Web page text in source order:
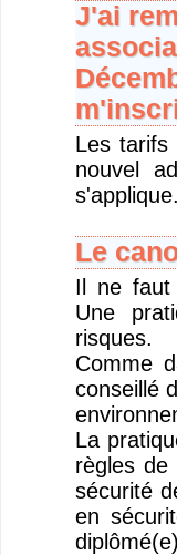
J'ai
Les
nouvel
s'applique.
Le
Il ne faut
Une
risques.
Comme
conseillé
La
règles
sécurité
en